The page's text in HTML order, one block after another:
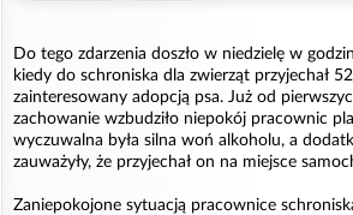
Do tego zdarzenia doszło w niedzielę w
kiedy do schroniska dla zwierząt przyjechał
zainteresowany adopcją psa. Już od
zachowanie wzbudziło niepokój pracownic
wyczuwalna była silna woń alkoholu, a
zauważyły, że przyjechał on na miejsce
Zaniepokojone sytuacją pracownice